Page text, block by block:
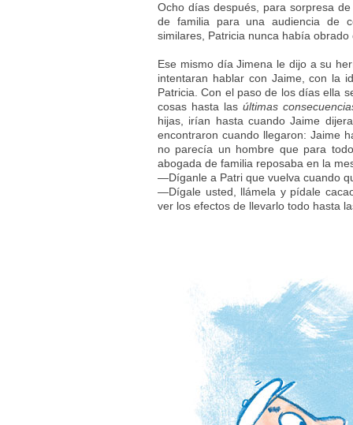
Ocho días después, para sorpresa
de familia para una audiencia de
similares, Patricia nunca había
Ese mismo día Jimena le dijo a su
intentaran hablar con Jaime, con la
Patricia. Con el paso de los días ella
cosas hasta lasúltimas
hijas, irían hasta cuando Jaime
encontraron cuando llegaron: Jaime
no parecía un hombre que para
abogada de familia reposaba en la
—Díganle a Patri que vuelva cuando
—Dígale usted, llámela y pídale
ver los efectos de llevarlo todo hasta